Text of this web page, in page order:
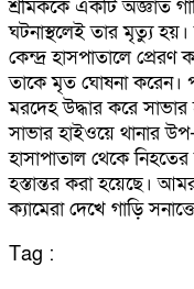
শ্রমিককে একটি অজ্ঞাত
ঘটনাস্থলেই তার মৃত্যু হয়।
কেন্দ্র হাসপাতালে
তাকে মৃত ঘোষনা করেন।
মরদেহ উদ্ধার করে
সাভার হাইওয়ে থানার
হাসাপাতাল থেকে
হস্তান্তর করা হয়েছে।
ক্যামেরা দেখে গাড়ি
Tag :